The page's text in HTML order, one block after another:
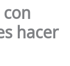
hacer